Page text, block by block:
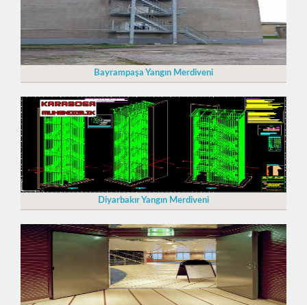
Bayrampaşa Yangın Merdiveni
Diyarbakır Yangın Merdiveni